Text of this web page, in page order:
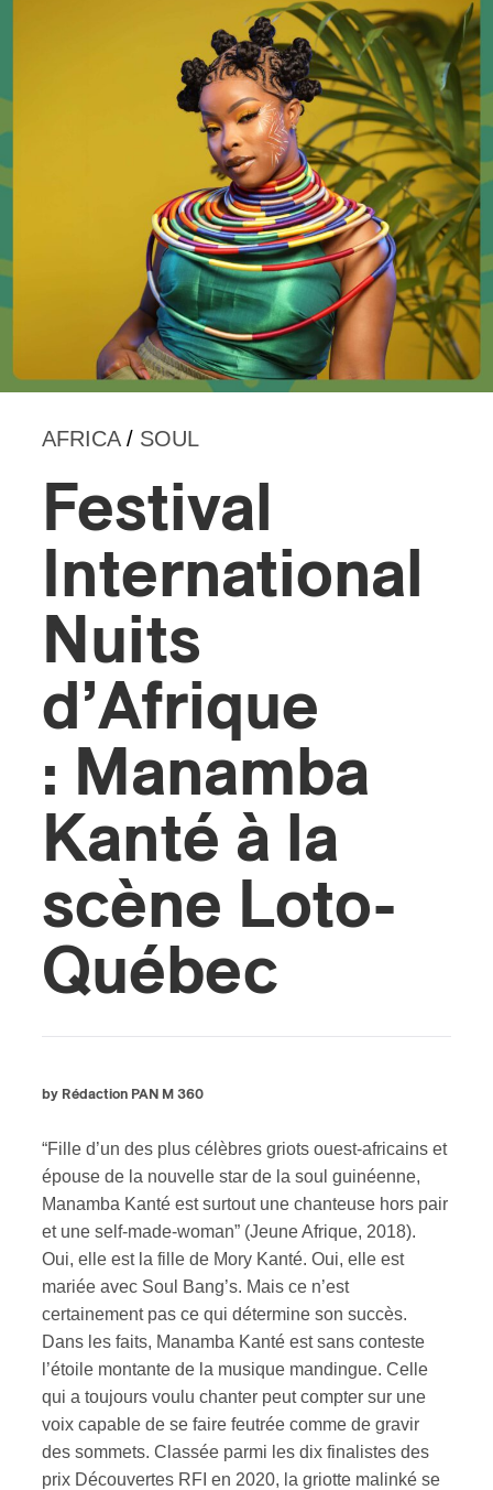
AFRICA/ SOUL
Festival
International
Nuits
d’Afrique
: Manamba
Kanté à la
scène Loto-
Québec
by Rédaction PAN M 360
“Fille d’un des plus célèbres griots ouest-africains et
épouse de la nouvelle star de la soul guinéenne,
Manamba Kanté est surtout une chanteuse hors pair
et une self-made-woman” (Jeune Afrique, 2018).
Oui, elle est la fille de Mory Kanté. Oui, elle est
mariée avec Soul Bang’s. Mais ce n’est
certainement pas ce qui détermine son succès.
Dans les faits, Manamba Kanté est sans conteste
l’étoile montante de la musique mandingue. Celle
qui a toujours voulu chanter peut compter sur une
voix capable de se faire feutrée comme de gravir
des sommets. Classée parmi les dix finalistes des
prix Découvertes RFI en 2020, la griotte malinké se